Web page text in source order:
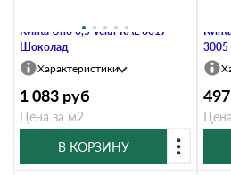
Kvinta Uno 0,5 Velur RAL 8017
Шоколад
Характеристики
1 083 руб
Цена за м2
В КОРЗИНУ
3005
497